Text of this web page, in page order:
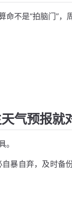
不是“拍脑门”，
气预报
暴自弃，及时备